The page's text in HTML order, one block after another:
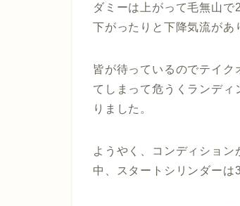
ダミーは上がって毛無山
下がったりと下降気流があ
皆が待っているのでテイク
てしまって危うくランデ
りました。
ようやく、コンディショ
中、スタートシリンダーは